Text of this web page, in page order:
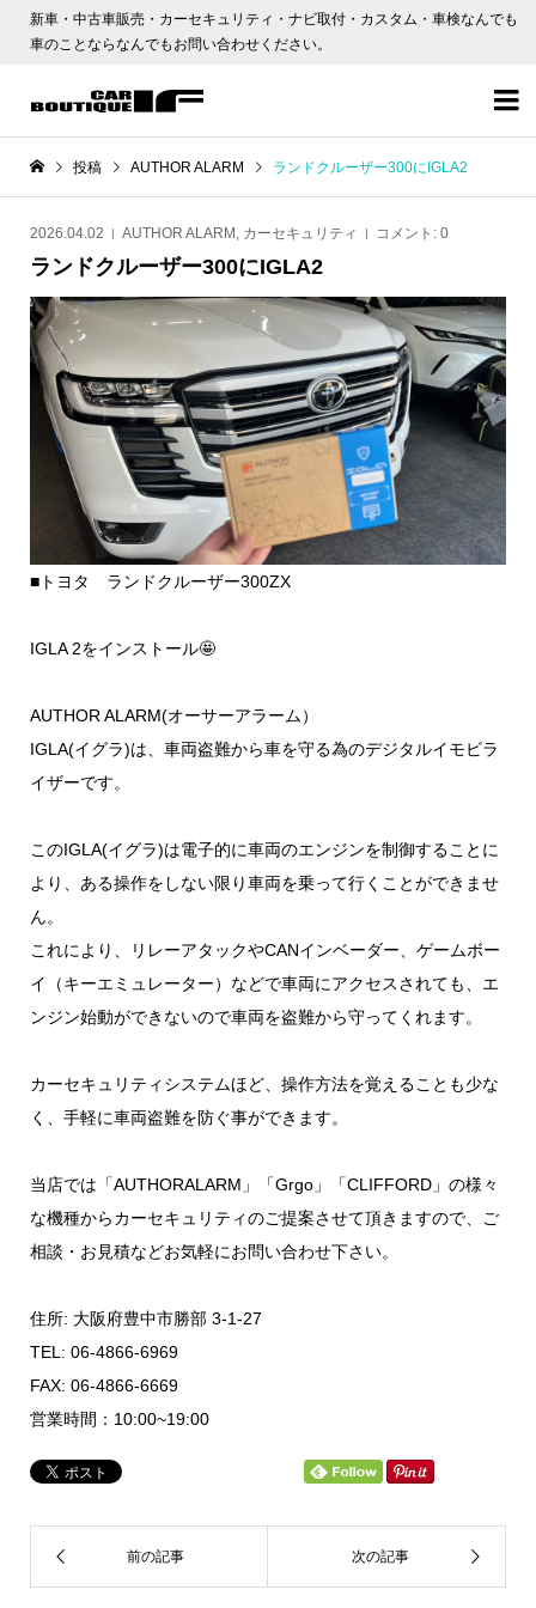
新車・中古車販売・カーセキュリティ・ナビ取付・カスタム・車検なんでも
車のことならなんでもお問い合わせください。

投稿 AUTHOR ALARM ランドクルーザー300にIGLA2
2026.04.02 AUTHOR ALARM , カーセキュリティ コメント: 0
ランドクルーザー300にIGLA2
■トヨタ ランドクルーザー300ZX
IGLA 2をインストール🤩
AUTHOR ALARM(オーサーアラーム）
IGLA(イグラ)は、車両盗難から車を守る為のデジタルイモビラ
イザーです。
このIGLA(イグラ)は電子的に車両のエンジンを制御することに
より、ある操作をしない限り車両を乗って行くことができませ
ん。
これにより、リレーアタックやCANインベーダー、ゲームボー
イ（キーエミュレーター）などで車両にアクセスされても、エ
ンジン始動ができないので車両を盗難から守ってくれます。
カーセキュリティシステムほど、操作方法を覚えることも少な
く、手軽に車両盗難を防ぐ事ができます。
当店では「AUTHORALARM」「Grgo」「CLIFFORD」の様々
な機種からカーセキュリティのご提案させて頂きますので、ご
相談・お見積などお気軽にお問い合わせ下さい。
住所: 大阪府豊中市勝部 3-1-27
TEL: 06-4866-6969
FAX: 06-4866-6669
営業時間：10:00~19:00